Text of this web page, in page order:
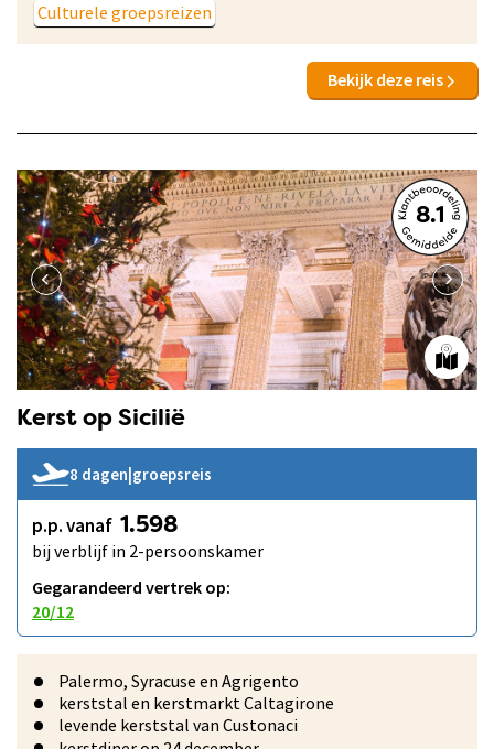
Culturele groepsreizen
Bekijk deze reis
8.1
Kerst op Sicilië
8 dagen|groepsreis
p.p. vanaf 1.598
bij verblijf in 2-persoonskamer
Gegarandeerd vertrek op:
20/12
Palermo, Syracuse en Agrigento
kerststal en kerstmarkt Caltagirone
levende kerststal van Custonaci